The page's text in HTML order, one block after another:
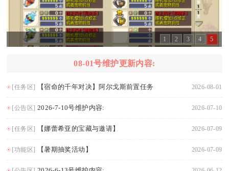
1 2 3 4 5
08-01号维护更新内容:
[任务区] 【宿命的千年对决】阿尔戈斯前置任务 2026-08-01
[公告区] 2026-7-10号维护内容: 2026-07-10
[任务区] 【娜蕾希亚的宝藏与邀请】 2026-07-09
[功能区] 【暑期抽奖活动】 2026-07-09